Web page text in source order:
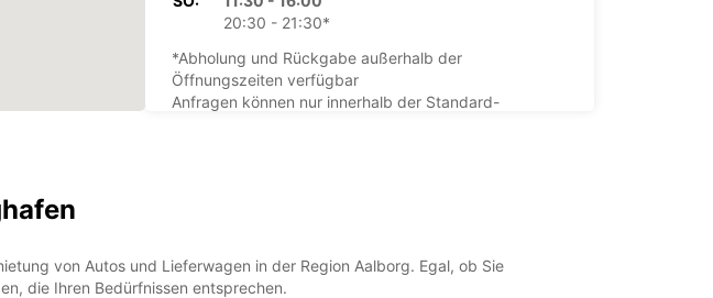
20:30 - 21:30*
*Abholung und Rückgabe außerhalb der
Öffnungszeiten verfügbar
Anfragen können nur innerhalb der Standard-
Route
von Autos und Lieferwagen in der Region Aalborg. Egal, ob Sie
die Ihren Bedürfnissen entsprechen.